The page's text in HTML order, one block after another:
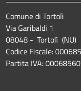
Comune di Tortolì
Via Garibaldi 1
08048 - Tortolì (NU)
Codice Fiscale:
Partita IVA: